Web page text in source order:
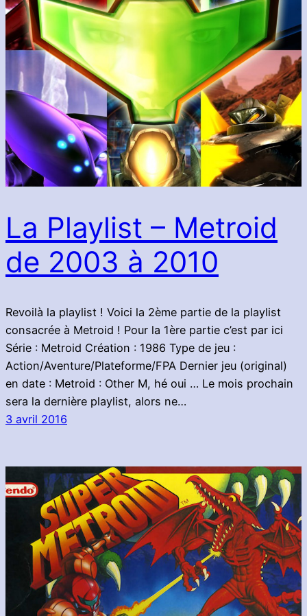
La Playlist – Metroid
de 2003 à 2010
Revoilà la playlist ! Voici la 2ème partie de la playlist
consacrée à Metroid ! Pour la 1ère partie c’est par ici
Série : Metroid Création : 1986 Type de jeu :
Action/Aventure/Plateforme/FPA Dernier jeu (original)
en date : Metroid : Other M, hé oui … Le mois prochain
sera la dernière playlist, alors ne…
3 avril 2016